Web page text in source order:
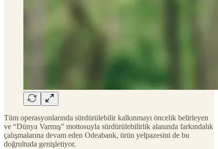
Tüm operasyonlarında sürdürülebilir kalkınmayı öncelik belirleyen
ve “Dünya Varmış” mottosuyla sürdürülebilirlik alanında farkındalık
çalışmalarına devam eden Odeabank, ürün yelpazesini de bu
doğrultuda genişletiyor.